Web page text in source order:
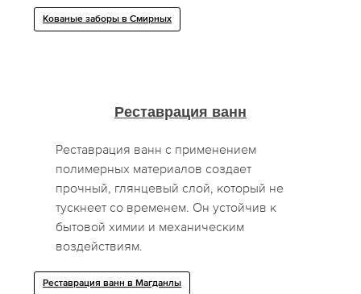
Кованые заборы в Смирных
Реставрация ванн
Реставрация ванн с применением
полимерных материалов создает
прочный, глянцевый слой, который не
тускнеет со временем. Он устойчив к
бытовой химии и механическим
воздействиям.
Реставрация ванн в Магданлы